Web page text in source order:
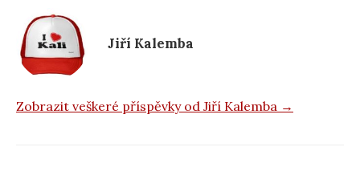
o
k Jiří Kalemba
Zobrazit veškeré příspěvky od Jiří Kalemba →